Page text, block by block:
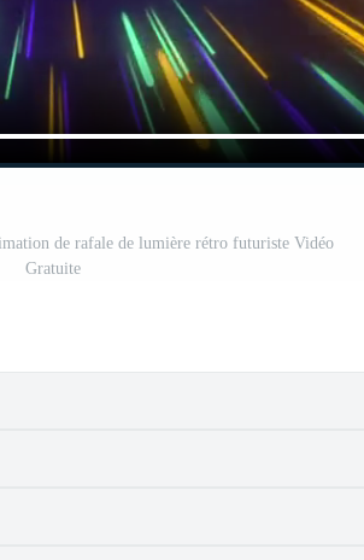
de rafale de lumière rétro futuriste Vidéo
Gratuite